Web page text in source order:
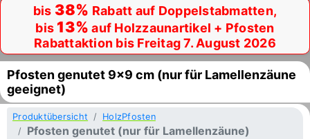
bis 38% Rabatt auf Doppelstabmatten,
bis 13% auf Holzzaunartikel + Pfosten
Rabattaktion bis Freitag 7. August 2026
Pfosten genutet 9x9 cm (nur für Lamellenzäune
geeignet)
Produktübersicht HolzPfosten
Pfosten genutet (nur für Lamellenzäune)